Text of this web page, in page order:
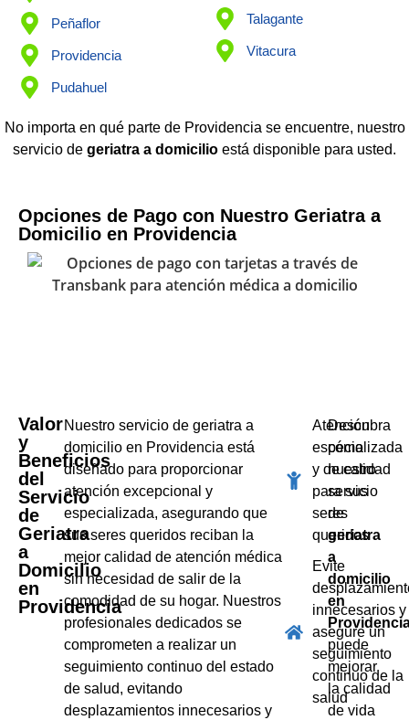
Peñaflor
Providencia
Pudahuel
Talagante
Vitacura
No importa en qué parte de Providencia se encuentre, nuestro
servicio de geriatra a domicilio está disponible para usted.
Opciones de Pago con Nuestro Geriatra a
Domicilio en Providencia
Valor
y
Beneficios
del
Servicio
de
Geriatra
a
Domicilio
en
Providencia
Nuestro servicio de geriatra a
domicilio en Providencia está
diseñado para proporcionar
atención excepcional y
especializada, asegurando que
sus seres queridos reciban la
mejor calidad de atención médica
sin necesidad de salir de la
comodidad de su hogar. Nuestros
profesionales dedicados se
comprometen a realizar un
seguimiento continuo del estado
de salud, evitando
desplazamientos innecesarios y
Atención
especializada
y de calidad
para sus
seres
queridos
Evite
innecesarios y
asegure un
seguimiento
continuo de la
salud
Descubra
cómo
nuestro
servicio
de
geriatra
a
domicilio
en
puede
mejorar
la calidad
de vida